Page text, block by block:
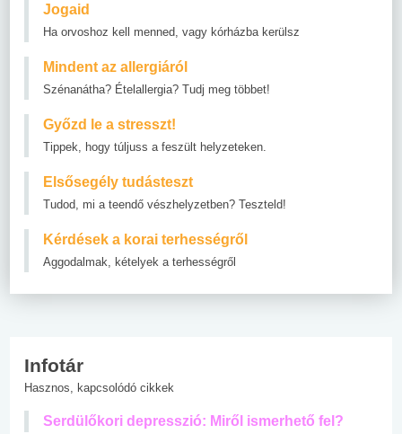
Jogaid
Ha orvoshoz kell menned, vagy kórházba kerülsz
Mindent az allergiáról
Szénanátha? Ételallergia? Tudj meg többet!
Győzd le a stresszt!
Tippek, hogy túljuss a feszült helyzeteken.
Elsősegély tudásteszt
Tudod, mi a teendő vészhelyzetben? Teszteld!
Kérdések a korai terhességről
Aggodalmak, kételyek a terhességről
Infotár
Hasznos, kapcsolódó cikkek
Serdülőkori depresszió: Miről ismerhető fel?